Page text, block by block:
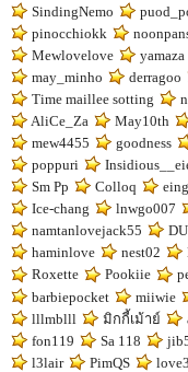
SindingNemo
pinocchiokk
Mewlovelove
yamaza
may_minho
derragoo
Time maillee sotting
AliCe_Za
May10th
mew4455
goodness
poppuri
Sm Pp
Colloq
Ice-chang
lnwgo007
namtanlovejack55
haminlove
nest02
Roxette
Pookiie
barbiepocket
miiwie
lllmblll
มิกกี้เม้าย์
fon119
Sa 118
l3lair
PimQS